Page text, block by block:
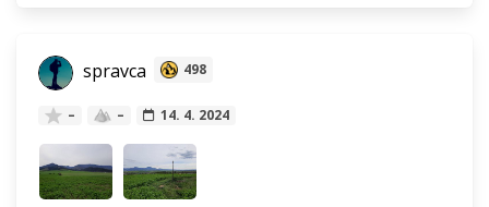
spravca 498
– – 14. 4. 2024